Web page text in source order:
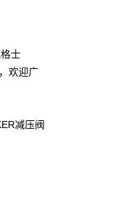
士
欢迎广
减压阀